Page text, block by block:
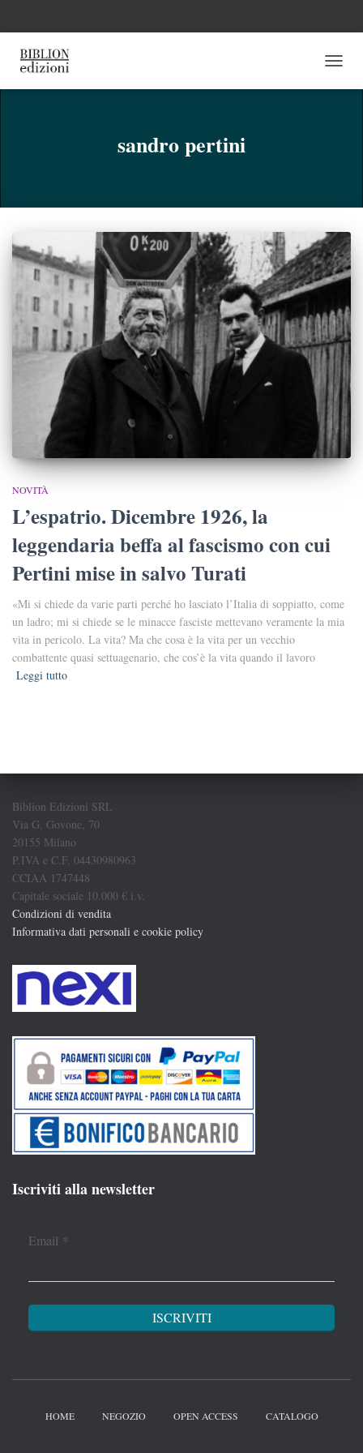
sandro pertini
NOVITÀ
L’espatrio. Dicembre 1926, la
leggendaria beffa al fascismo con cui
Pertini mise in salvo Turati
«Mi si chiede da varie parti perché ho lasciato l’Italia di soppiatto, come
un ladro; mi si chiede se le minacce fasciste mettevano veramente la mia
vita in pericolo. La vita? Ma che cosa è la vita per un vecchio
combattente quasi settuagenario, che cos’è la vita quando il lavoro
Leggi tutto
Biblion Edizioni SRL
Via G. Govone, 70
20155 Milano
P.IVA e C.F. 04430980963
CCIAA 1747448
Capitale sociale 10.000 € i.v.
Condizioni di vendita
Informativa dati personali e cookie policy
Iscriviti alla newsletter
Email *
HOME NEGOZIO OPEN ACCESS CATALOGO